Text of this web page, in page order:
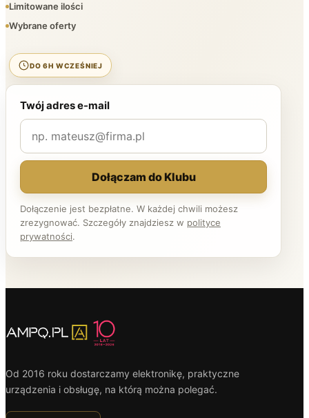
Limitowane ilości
Wybrane oferty
DO 6H WCZEŚNIEJ
Twój adres e-mail
Dołączam do Klubu
Dołączenie jest bezpłatne. W każdej chwili możesz
zrezygnować. Szczegóły znajdziesz w polityce
prywatności.
Od 2016 roku dostarczamy elektronikę, praktyczne
urządzenia i obsługę, na którą można polegać.